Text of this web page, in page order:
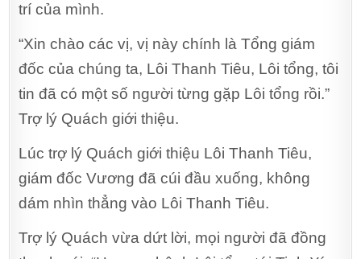
trí của mình.
“Xin chào các vị, vị này chính là Tổng giám
đốc của chúng ta, Lôi Thanh Tiêu, Lôi tổng, tôi
tin đã có một số người từng gặp Lôi tổng rồi.”
Trợ lý Quách giới thiệu.
Lúc trợ lý Quách giới thiệu Lôi Thanh Tiêu,
giám đốc Vương đã cúi đầu xuống, không
dám nhìn thẳng vào Lôi Thanh Tiêu.
Trợ lý Quách vừa dứt lời, mọi người đã đồng